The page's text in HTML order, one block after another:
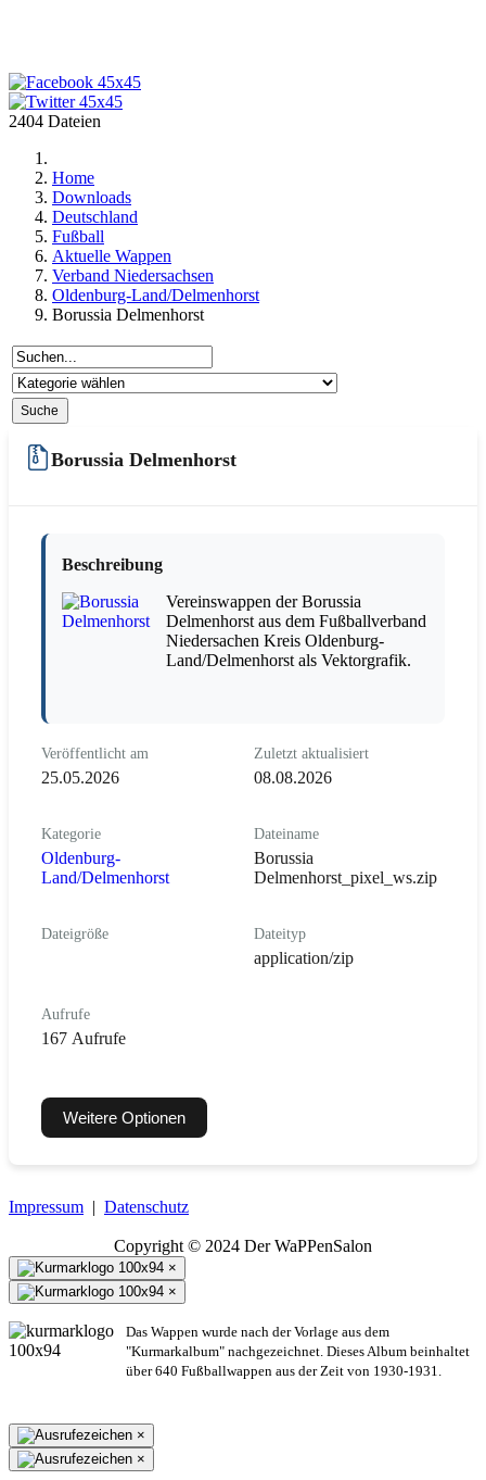
2404 Dateien
Home
Downloads
Deutschland
Fußball
Aktuelle Wappen
Verband Niedersachsen
Oldenburg-Land/Delmenhorst
Borussia Delmenhorst
Borussia Delmenhorst
Beschreibung
Vereinswappen der Borussia
Delmenhorst aus dem Fußballverband
Niedersachen Kreis Oldenburg-
Land/Delmenhorst als Vektorgrafik.
Veröffentlicht am
25.05.2026
Zuletzt aktualisiert
08.08.2026
Kategorie
Oldenburg-
Land/Delmenhorst
Dateiname
Borussia
Delmenhorst_pixel_ws.zip
Dateigröße Dateityp
application/zip
Aufrufe
167 Aufrufe
Weitere Optionen
Impressum | Datenschutz
Copyright © 2024 Der WaPPenSalon
×
×
Das Wappen wurde nach der Vorlage aus dem
"Kurmarkalbum" nachgezeichnet. Dieses Album beinhaltet
über 640 Fußballwappen aus der Zeit von 1930-1931.
×
×